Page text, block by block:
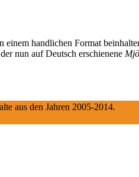
handlichen Format
nun auf Deutsch erschienene
aus den Jahren 2005-2014.